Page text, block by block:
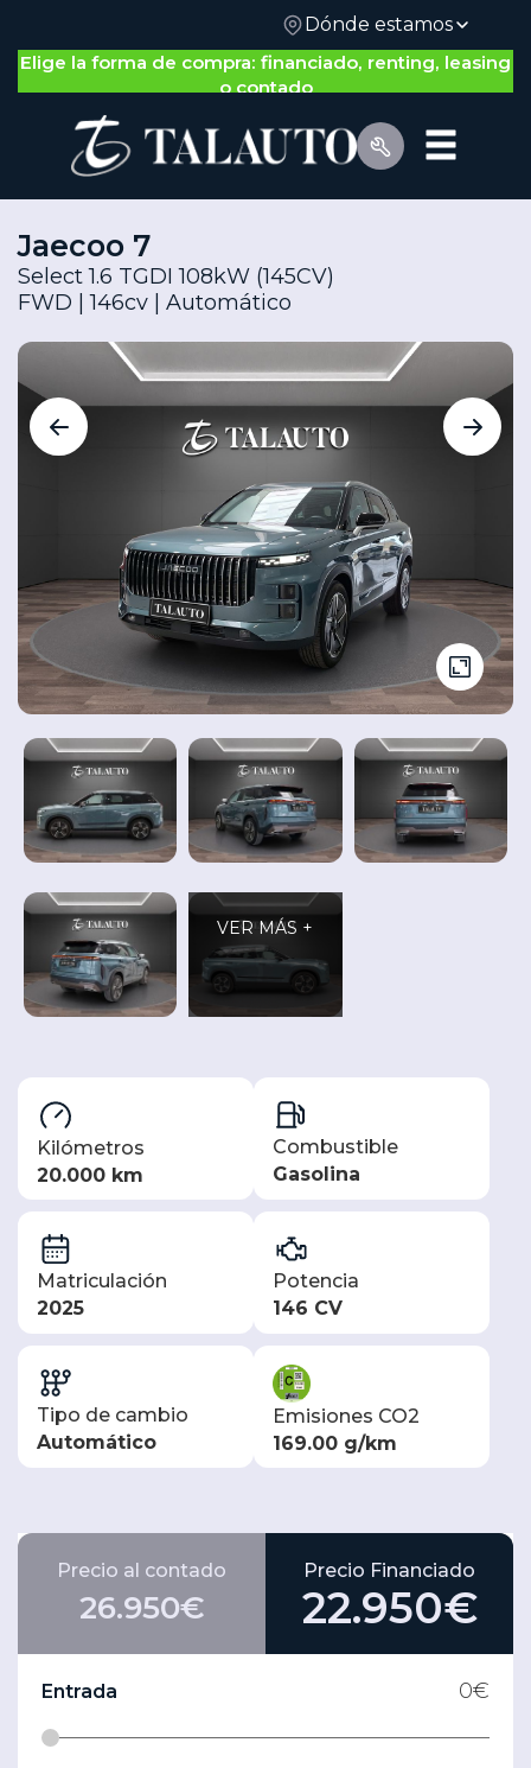
Dónde estamos
Nos adaptamos a ti: gestión 100% on-line o física
Por Tipo de Vehículo
Vehículos
nuevos
Seminuevos
y
Ocasión
Cita
Taller
Jaecoo 7
Select 1.6 TGDI 108kW (145CV)
FWD | 146cv | Automático
VER MÁS +
Kilómetros
20.000 km
Combustible
Gasolina
Matriculación
2025
Potencia
146 CV
Tipo de cambio
Automático
Emisiones CO2
169.00 g/km
Precio al contado
26.950€
Precio Financiado
22.950€
Entrada 0€